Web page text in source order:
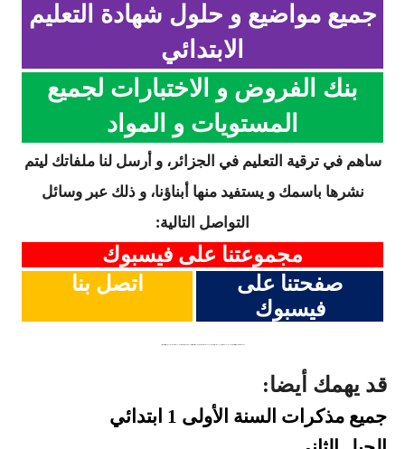
جميع مواضيع و حلول شهادة التعليم
الابتدائي
بنك الفروض و الاختبارات لجميع
المستويات و المواد
ساهم في ترقية التعليم في الجزائر، و أرسل لنا ملفاتك ليتم
نشرها باسمك و يستفيد منها أبناؤنا، و ذلك عبر وسائل
التواصل التالية:
مجموعتنا على فيسبوك
صفحتنا على
فيسبوك
اتصل بنا
قد يهمك أيضا:
جميع مذكرات السنة
الأولى 1 ابتدائي